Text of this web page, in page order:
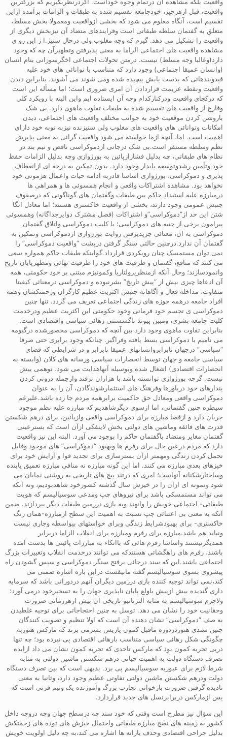
واقعیت، قبل ارهرچیز، خودجامعه تقسیم شده به طبقات و الزامات برآمده ازاین
تقسیم است، آنگاه معلوم می شود که بخشی ازواقعیت ومعمولا بخش مسلط،
متعلق به گفتمان سلطه طبقاتی است وفرایندهای متضاد آن نیزبخش دیگری از
واقعیت را تشکیل می دهد. گیرم که وجه مغلوب ولی درحال ستیز.ا ز این رو ی
مشاهده واقعیت های اجتماعی الزاما به معنی پذیرفتن وتطهیرآن چه که وجود
دارد(وغالبا وجه مسلط) نیست. درمتن تحولات اجتماعی اخگرسوزانی بنام انسان
(وانسان عمیقا اجتماعی) وجود دارد که متناسب با توانائی های خود علیه
قیدوبندهائی که بدست پایش پیچیده شده ومی شوند می آشوبد. بنابراین دیدن
واقعیت ونقطه عزیمت قراردادن آن امری ضروری است؛ اما مسأله این است
که درکجای واقعیت ودرکنارکدام وجه آن ایستاده ایم واین البته با رویکرد کلی
وفارغ از واقعیت های تقسیم شده به طبقات تفاوت ماهوی دارد. بی شک
باروشن کردن موقعیت خود به جوانب مختلف واقعیت های اجتماعی، دیدن
امکانات وتوانائی های واقعیت های مغلوب ولی ستیزنده نیزبه نوبه خود دارای
اهمیت است. اما، آنچه ازما خواسته می شود واقعیت گرائی به معنی پذیرش
نظم وسلطه مستقر است.بی شک درجاتی ازدموکراسی ناقص و نیم بند در
نظام های طبقاتی، چه بدلیل فشارازپائین به بورژوازی وچه بدلیل الزامات حفظ
خود وتأمین رشدوتوسعه پایدار وجود دارد. بدون تمکین به درجه ای ازانعطاف
پذیری و دموکراسی، بورژوازی اساسا قادربه ادامه حیات واعمال هژمونی خود
نخواهد بود. مشاهده اشتراکات واقعی و انجام همسوئی ها و همراهی ها
درمبارزه علیه استبداد حاکم بین طبقات وگفتمان های گوناگونی که درصفوف
جنبش عمومی وجود دارند، بخشی از واقعیت خاکستری هستند؛ اما معادل انگا
شتن این حد از”دموکراسی”و اشتراکات (فصل مشترک دوایرجداگانه) وهمسوئی
پیرامون برخی از جنبه های دموکراسی؛ با کلیت دموکراسی واتلاق گفتمان
دموکراسی به آن، معنائی جزپذیرفتن روایت بورژوازی ازدموکراسی وتمکین به
گفتمان آن ندارد.درچنین حالتی سنگر گرفتن درپشت “واقعیت دموکراسی” را
نمی توان مستمسک چنان رویکردی قرارداد.گواینکه طبقات حاکم همواره سعی
می کنند که منافع، گفتمان و ظرفیت های خود را ظرفیت نهائی ومظهرپایان تاریخ
وانمودسازند؛ وحال آنکه ازمنظرپرولتاریا وکمونیزم مبتنی بر خود حکومتی، همه
آن ادعاها چیزی بیش از “پیش تاریخ” بشرنبوده و دموکراسی درمعنائی کیفیتا
متفاوت، مداخله فعال و آگاهانه جنبش اکثریت عظیم کارگران وزحمتکشان وهمه
افراد جامعه درهمه حوزه های زندگی اجتماعی تعریف می گردد. تنها چنین
دموکراسی ی تجسم خود فرمانی وخود حکومتی این اکثریت عظیم ودرخدمت
کلیت جامعه بشری، ومبین پیوند ناگسستنی رهائی سیاسی واقتصادی است.
بنابراین تفاوت ماهوی وجود دارد بین آنچه که دموکراسی محصورشده درگیومه
می نامیم با دموکراسی بسط یافته وفراگیر. چنانکه وجود برابری حتی صرفا
“سیاسی” درجهان نابرابروانسانهای عمیقا نابرابر و در شرایطی که فضای
سیاسی جامعه و جهان توسط انحصارات سیاسی ورسانه های کلان (وابسته به
انحصارات اقتصادی) اشغال شده وبوسیله آنهاهدایت می شود، توهمی بیش
نیست. گرچه بورژوازی توانسته باشد با هزاران ترفند وازجمله درونی کردن
پندارهای خود درباورها وفرهنگ های استثمارشوندگادن، آن را به عنوان
دموکراسی واقعی ومعادل حق حاکمیت برابرهمه مردم جا زده باشد.علیرغم
سیطره چنین گفتمانی، اما ازسوی دیگرشاهدیم که مبارزه علیه نظم موجود
جریان دارد و ازقضا مبارزه برای دموکراسی واقعی وازپائین، برای درهم شکستن
قدرت های فائقه وماشین های دولتی بخش لاینفکی ازآن است که بسترعینی
گفتمان مغایر ومتضاد باگفتمان حاکم را بوجود می آورد. البته این نیز واقعیت
دارد که مردم درعین حال برای رفرم ها وبهبود “دموکراسی” های موجود وقابل
تحمل کردن زندگی ومهمتر ازآن بسترسازی برای تجدید قوا و آرایش خود برای
خیزهای بعدی مبارزه می کنند. اما این گونه مبارزه نه منافی مبارزه تعمیق یابنده
وساختارشکنانه آنهاست؛ امری که درتند پیچ های تاریخی به روشنی نمایان می
شود ونمونه ای ازآن را در خیزش سال گذشته کشورخود شاهدبودیم، ونه آنکه
می تواند مستمسکی باشد برای نیروهای چپ ومدعی سوسیالیسم که هویت
طبقاتی- اجتماعی خویش را وانهند وبه بازی درزمین طبقات دیگر بپردازند. ضمن
آنکه به معنی بی اعتنائی چپ نسبت به اهمیت این سطح ازمبارزه-همان رنگ
خاکستری- برای بهبودشرایط زندگی وبرای خواستهای بیواسطه وجاری نیست
ونباید هم باشد.مبارزه برای رفرم ومبارزه برای انقلاب الزاما دربرابر
همدیگرنیستند واساسا رفرم هائی که بااتکاء به مبارزات پائینی ها بدست آمده
باشند، رفرم های راهگشائی هستندکه می توانند درخدمت انقلاب وتغییرات بزرگ
اجتماعی باشند.این که سند درجائی برفتح سنگر دموکراسی و سپس گشودن راه
پیشروی بسوی سوسیالیسم گفته مانیفست دراین باره اشاره ضمنی می
کند،نمی تواند توجیه کننده بازی درزمین دیگران آنهم دردورانی باشد که سرمایه
داری گندیده بیش ازپیش باولع پایان ناپذیری جهان را به تسخیرخود درمی آورد؛
ولاجرم سوسیالیسم به مثابه آلترناتیو تاریخی آن بیش ازهرزمانی ضرورت
وحقانیت خود را نشان می دهد. توسل به چنین احتجاجاتی برای توجیه غلطیدن
به صف “دموکراسی” نشان دهنده آن است که اولا تنظیم و تصویب کنندگان
چنین سندی هنوزدردوره ماقبل کمون پاریس بسرمی برند که مارکس هنوزبه
چگونگی شکل رهائی سیاسی متناسب بارهائی اقتصادی پی نبرده بود؛ چه تنها
درپی تجربه کمون بود که مارکس تاحدی که تجربه کمون نشان می داد ازایده
تصرف دستگاه دولت به اهمیت حیاتی درهم شکستن ماشین دولتی به مثابه
شرط لازم برای عبوربه سوسیالیسم پی برد. بدیهی است که بین تصرف دستگاه
دولت ودرهم شکستن ماشین دولتی تفاوتی عظیم وجود دارد، وثانیا به معنی
نادیده گرفتن ضرورت بازخوانی تجارب بزرگ وآموزنده یک ونیم قرنی است که
پس ازمارکس دربرابرنسل های جدید قراردارد.
این سؤال نیز مطرح است وقتی که خود سند چه درسطح جهان وچه دروجه داخل
کشور به زمینه های نضج مبارزه طبقاتی واحتمال خیزش های توده های زحمتکش
بدلیل جراحی اقتصادی وحذف یارانه ها اشاره می کند،به چه دلیل اولویت خویش